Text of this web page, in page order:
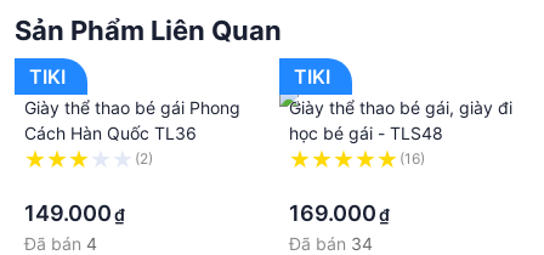
Sản Phẩm Liên Quan
TIKI
Giày thể thao bé gái Phong
Cách Hàn Quốc TL36
(2)
149.000₫
Đã bán 4
TIKI
Giày thể thao bé gái, giày đi
học bé gái - TLS48
(16)
169.000₫
Đã bán 34